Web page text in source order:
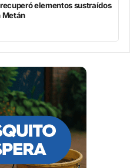
elementos sustraídos
Metán